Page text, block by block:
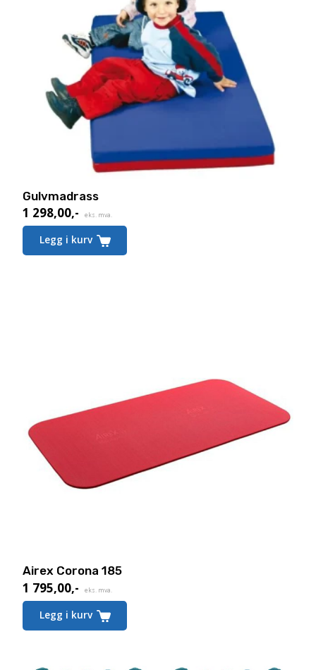
Gulvmadrass
1 298,00,- eks. mva.
Legg i kurv
Airex Corona 185
1 795,00,- eks. mva.
Legg i kurv
Dette
har